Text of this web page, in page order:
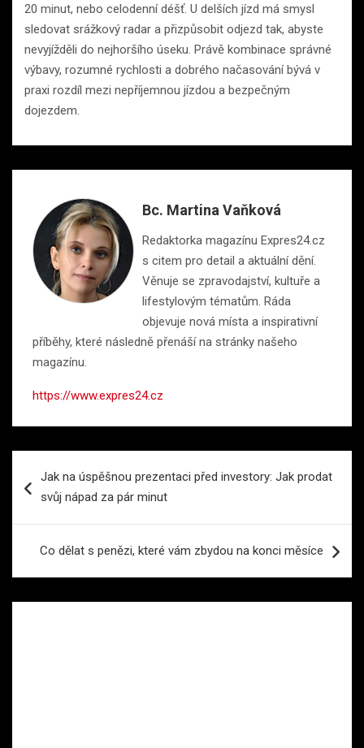
20 minut, nebo celodenní déšť. U delších jízd má smysl
sledovat srážkový radar a přizpůsobit odjezd tak, abyste
nevyjížděli do nejhoršího úseku. Právě kombinace správné
výbavy, rozumné rychlosti a dobrého načasování bývá v
praxi rozdíl mezi nepříjemnou jízdou a bezpečným
dojezdem.
Bc. Martina Vaňková
Redaktorka magazínu Expres24.cz
s citem pro detail a aktuální dění.
Věnuje se zpravodajství, kultuře a
lifestylovým tématům. Ráda
objevuje nová místa a inspirativní
příběhy, které následně přenáší na stránky našeho
magazínu.
https://www.expres24.cz
proJak na úspěšnou prezentaci před investory: Jak prodat
svůj nápad za pár minut
Co dělat s penězi, které vám zbydou na konci měsíce